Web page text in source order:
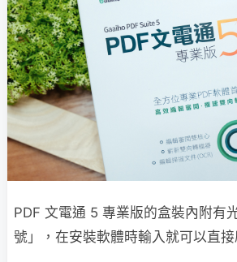
PDF 文電通 5 專業版的盒裝內附有
號」，在安裝軟體時輸入就可以直接